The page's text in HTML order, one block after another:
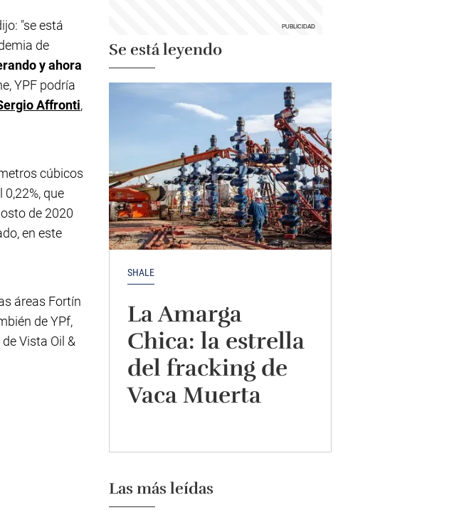
"se está
de
y ahora
YPF podría
Affronti,
cúbicos
que
de 2020
en este
áreas Fortín
de YPf,
Vista Oil &
Se está leyendo
SHALE
La Amarga
Chica: la estrella
del fracking de
Vaca Muerta
Las más leídas